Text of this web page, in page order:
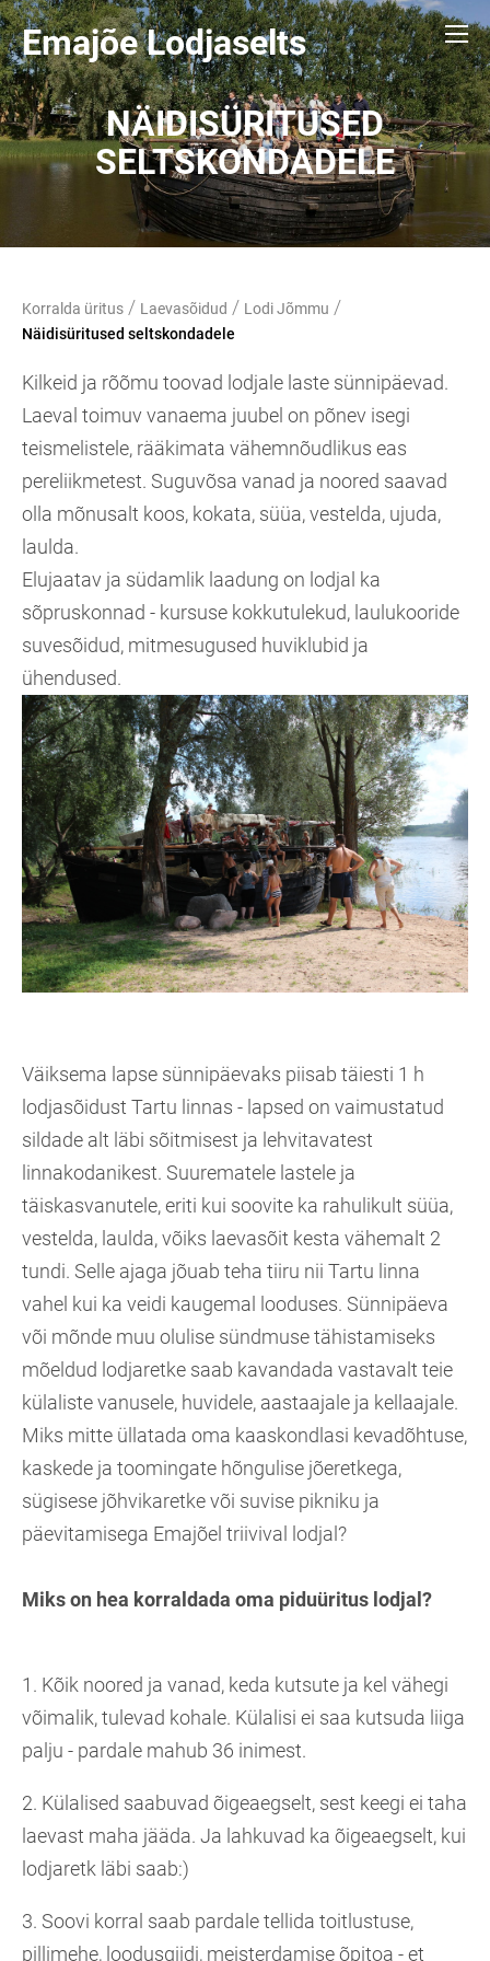
Emajõe Lodjaselts
NÄIDISÜRITUSED
SELTSKONDADELE
Korralda üritus / Laevasõidud / Lodi Jõmmu /
Näidisüritused seltskondadele
Kilkeid ja rõõmu toovad lodjale laste sünnipäevad.
Laeval toimuv vanaema juubel on põnev isegi
teismelistele, rääkimata vähemnõudlikus eas
pereliikmetest. Suguvõsa vanad ja noored saavad
olla mõnusalt koos, kokata, süüa, vestelda, ujuda,
laulda.
Elujaatav ja südamlik laadung on lodjal ka
sõpruskonnad - kursuse kokkutulekud, laulukooride
suvesõidud, mitmesugused huviklubid ja
ühendused.
Väiksema lapse sünnipäevaks piisab täiesti 1 h
lodjasõidust Tartu linnas - lapsed on vaimustatud
sildade alt läbi sõitmisest ja lehvitavatest
linnakodanikest. Suurematele lastele ja
täiskasvanutele, eriti kui soovite ka rahulikult süüa,
vestelda, laulda, võiks laevasõit kesta vähemalt 2
tundi. Selle ajaga jõuab teha tiiru nii Tartu linna
vahel kui ka veidi kaugemal looduses. Sünnipäeva
või mõnde muu olulise sündmuse tähistamiseks
mõeldud lodjaretke saab kavandada vastavalt teie
külaliste vanusele, huvidele, aastaajale ja kellaajale.
Miks mitte üllatada oma kaaskondlasi kevadõhtuse,
kaskede ja toomingate hõngulise jõeretkega,
sügisese jõhvikaretke või suvise pikniku ja
päevitamisega Emajõel triivival lodjal?
Miks on hea korraldada oma piduüritus lodjal?
1. Kõik noored ja vanad, keda kutsute ja kel vähegi
võimalik, tulevad kohale. Külalisi ei saa kutsuda liiga
palju - pardale mahub 36 inimest.
2. Külalised saabuvad õigeaegselt, sest keegi ei taha
laevast maha jääda. Ja lahkuvad ka õigeaegselt, kui
lodjaretk läbi saab:)
3. Soovi korral saab pardale tellida toitlustuse,
pillimehe, loodusgiidi, meisterdamise õpitoa - et